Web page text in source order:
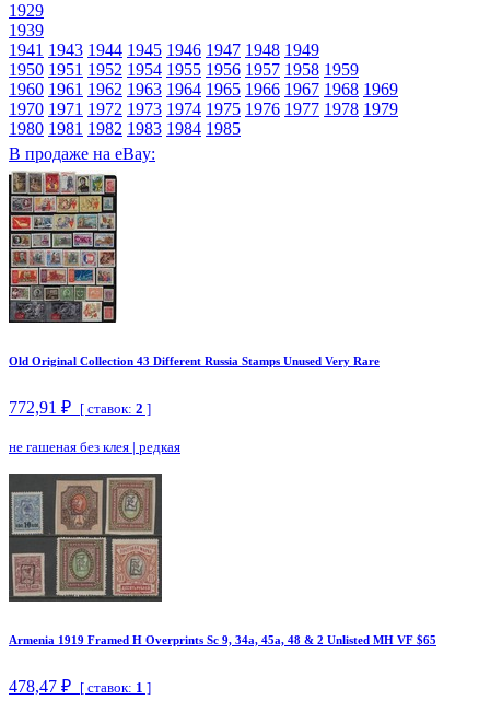
1929
1939
1941 1943 1944 1945 1946 1947 1948 1949
1950 1951 1952 1954 1955 1956 1957 1958 1959
1960 1961 1962 1963 1964 1965 1966 1967 1968 1969
1970 1971 1972 1973 1974 1975 1976 1977 1978 1979
1980 1981 1982 1983 1984 1985
В продаже на eBay:
Old Original Collection 43 Different Russia Stamps Unused Very Rare
772,91 ₽ [ ставок: 2 ]
не гашеная без клея | редкая
Armenia 1919 Framed H Overprints Sc 9, 34a, 45a, 48 & 2 Unlisted MH VF $65
478,47 ₽ [ ставок: 1 ]